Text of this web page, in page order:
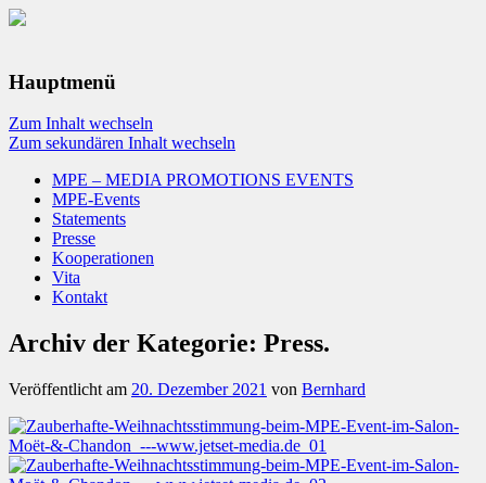
Hauptmenü
Zum Inhalt wechseln
Zum sekundären Inhalt wechseln
MPE – MEDIA PROMOTIONS EVENTS
MPE-Events
Statements
Presse
Kooperationen
Vita
Kontakt
Archiv der Kategorie: Press.
Veröffentlicht am 20. Dezember 2021 von Bernhard